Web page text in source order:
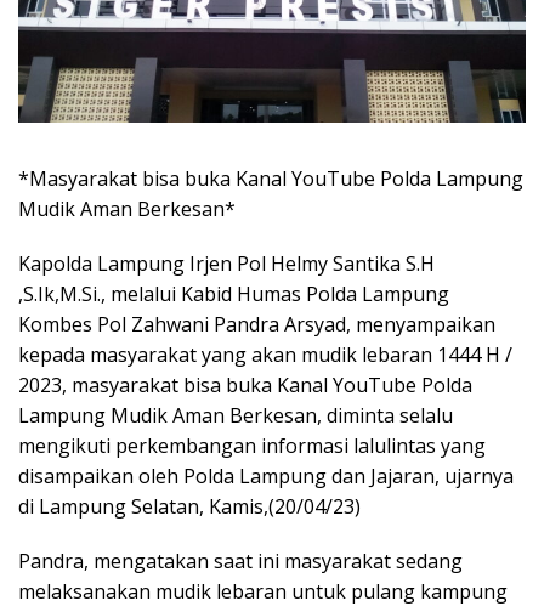
*Masyarakat bisa buka Kanal YouTube Polda Lampung
Mudik Aman Berkesan*
Kapolda Lampung Irjen Pol Helmy Santika S.H
,S.Ik,M.Si., melalui Kabid Humas Polda Lampung
Kombes Pol Zahwani Pandra Arsyad, menyampaikan
kepada masyarakat yang akan mudik lebaran 1444 H /
2023, masyarakat bisa buka Kanal YouTube Polda
Lampung Mudik Aman Berkesan, diminta selalu
mengikuti perkembangan informasi lalulintas yang
disampaikan oleh Polda Lampung dan Jajaran, ujarnya
di Lampung Selatan, Kamis,(20/04/23)
Pandra, mengatakan saat ini masyarakat sedang
melaksanakan mudik lebaran untuk pulang kampung